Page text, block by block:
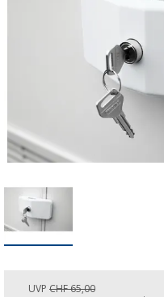
UVP CHF 65,00